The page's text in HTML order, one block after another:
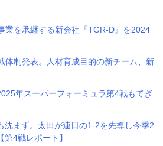
業を承継する新会社『TGR-D』を2024
体制発表。人材育成目的の新チーム、新
年スーパーフォーミュラ第4戦もてぎ
沈まず。太田が連日の1-2を先導し今季2
4戦レポート】